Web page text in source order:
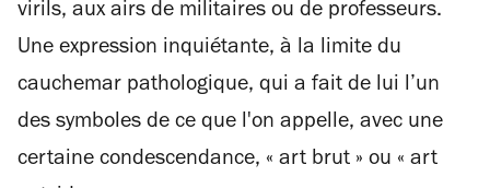
virils, aux airs de militaires ou de professeurs.
Une expression inquiétante, à la limite du
cauchemar pathologique, qui a fait de lui l’un
des symboles de ce que l'on appelle, avec une
certaine condescendance, « art brut » ou « art